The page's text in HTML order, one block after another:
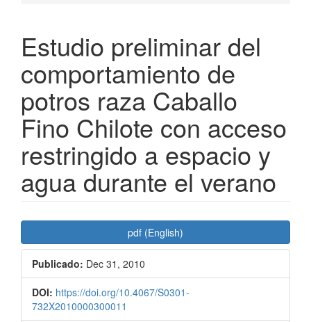
Estudio preliminar del
comportamiento de
potros raza Caballo
Fino Chilote con acceso
restringido a espacio y
agua durante el verano
Barra
lateral
del
artículo
pdf (English)
Publicado: Dec 31, 2010
DOI: https://doi.org/10.4067/S0301-
732X2010000300011